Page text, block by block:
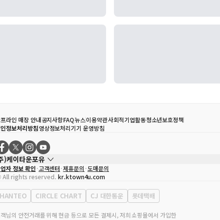
라인 매장 안내공지사항FAQ뉴스이용약관사회적기업활동청소년보호정책
정보처리방침영상정보처리기기 운영방침
)케이타운포유
자
송효민
업자등록번호
120-87-71116
판매업 신고번호 제2011-서울강남-02223
표전화
02-552-9855
자 정보 확인 고객센터 제휴문의 도매문의
rights reserved. kr.ktown4u.com
HANTEO CIRCLE CHART CJ 대한통운 롯데택배
님의 안전거래를 위해 현금 등으로 모든 결제시, 저희 쇼핑몰에서 가입한